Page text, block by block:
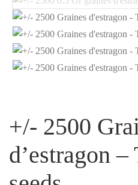
+/- 2500
d’estragon –